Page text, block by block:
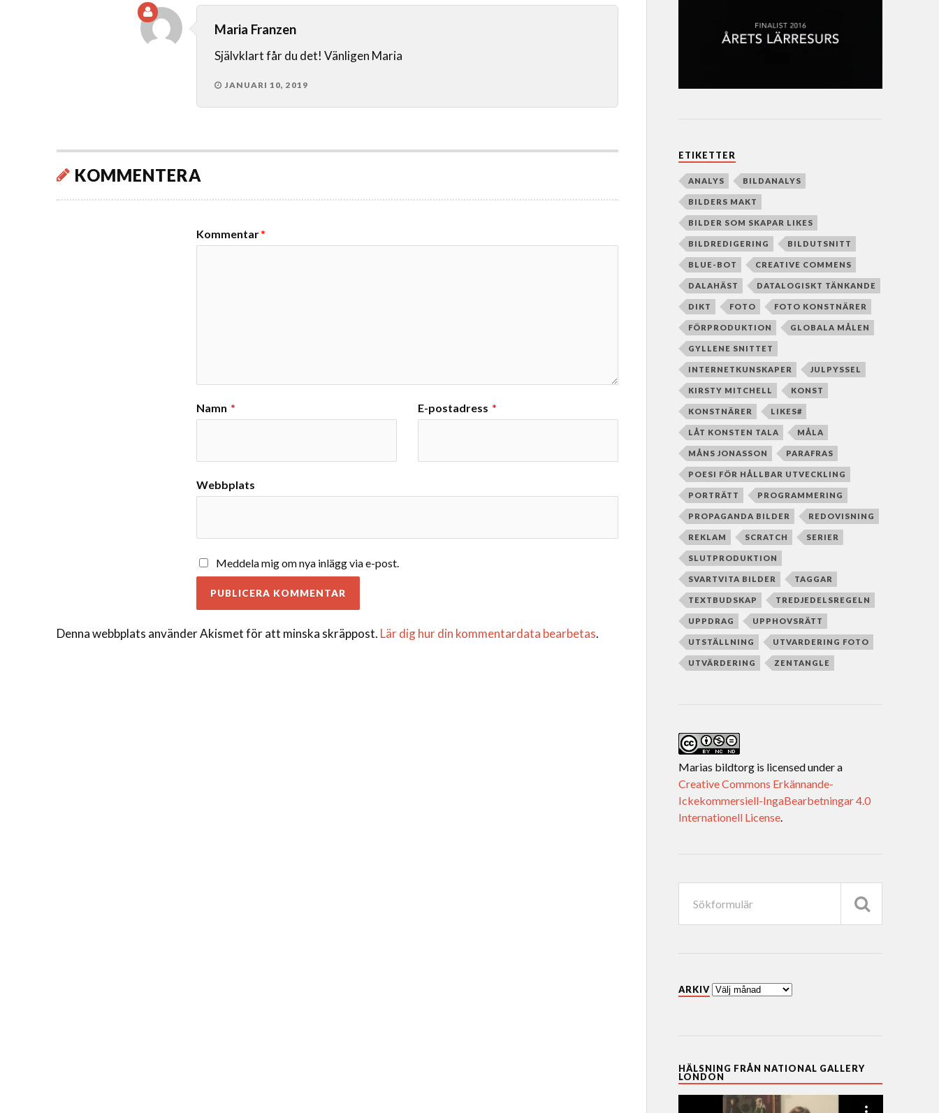
Maria Franzen
Självklart får du det! Vänligen Maria
JANUARI 10, 2019
KOMMENTERA
Kommentar*
Namn * E-postadress *
Webbplats
Meddela mig om nya inlägg via e-post.
Denna webbplats använder Akismet för att minska skräppost. Lär dig hur din kommentardata bearbetas.
ETIKETTER
ANALYS BILDANALYS
BILDERS MAKT
BILDER SOM SKAPAR LIKES
BILDREDIGERING BILDUTSNITT
BLUE-BOT CREATIVE COMMENS
DALAHÄST DATALOGISKT TÄNKANDE
DIKT FOTO FOTO KONSTNÄRER
FÖRPRODUKTION GLOBALA MÅLEN
GYLLENE SNITTET
INTERNETKUNSKAPER JULPYSSEL
KIRSTY MITCHELL KONST
KONSTNÄRER LIKES#
LÅT KONSTEN TALA MÅLA
MÅNS JONASSON PARAFRAS
POESI FÖR HÅLLBAR UTVECKLING
PORTRÄTT PROGRAMMERING
PROPAGANDA BILDER REDOVISNING
REKLAM SCRATCH SERIER
SLUTPRODUKTION
SVARTVITA BILDER TAGGAR
TEXTBUDSKAP TREDJEDELSREGELN
UPPDRAG UPPHOVSRÄTT
UTSTÄLLNING UTVARDERING FOTO
UTVÄRDERING ZENTANGLE
Marias bildtorgis licensed under a
Creative Commons Erkännande-
Ickekommersiell-IngaBearbetningar 4.0
Internationell License.
ARKIV
HÄLSNING FRÅN NATIONAL GALLERY
LONDON
Videospelare